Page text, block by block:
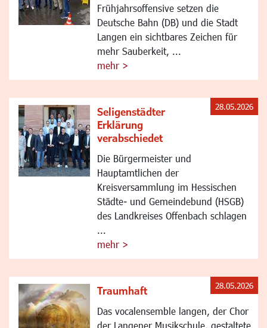
Frühjahrsoffensive setzen die
Deutsche Bahn (DB) und die Stadt
Langen ein sichtbares Zeichen für
mehr Sauberkeit, ...
mehr >
Seligenstädter
Erklärung
verabschiedet
Die Bürgermeister und
Hauptamtlichen der
Kreisversammlung im Hessischen
Städte- und Gemeindebund (HSGB)
des Landkreises Offenbach schlagen
...
mehr >
28.05.2026
Traumhaft
Das vocalensemble langen, der Chor
der Langener Musikschule, gestaltete
28.05.2026